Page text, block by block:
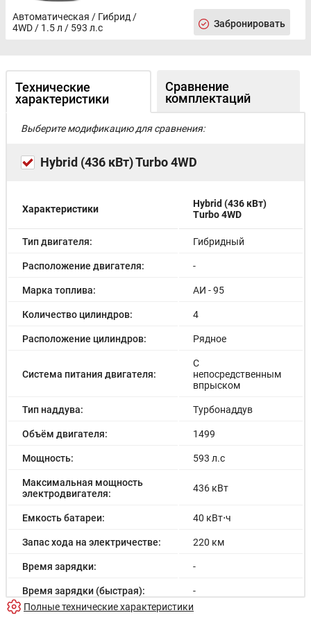
Блокировка замков задних дверей
Антиблокировочная система (ABS)
Система распознавания дорожных знаков
Подушки безопасности оконные (шторки)
Система помощи при старте в гору (HSA)
Система помощи при торможении (BAS, EBD)
Крепление детского кресла (задний ряд) ISOFIX
Центральный замок
Автоматическая / Гибрид /
4WD / 1.5 л / 593 л.с
Забронировать
Технические
характеристики
Сравнение
комплектаций
Выберите модификацию для сравнения:
Hybrid (436 кВт) Turbo 4WD
Характеристики
Hybrid (436 кВт)
Turbo 4WD
Тип двигателя: Гибридный
Расположение двигателя: -
Марка топлива: АИ - 95
Количество цилиндров: 4
Расположение цилиндров: Рядное
Система питания двигателя:
С
непосредственным
впрыском
Тип наддува: Турбонаддув
Объём двигателя: 1499
Мощность: 593 л.с
Максимальная мощность
электродвигателя:
436 кВт
Емкость батареи: 40 кВт⋅ч
Запас хода на электричестве: 220 км
Время зарядки: -
Время зарядки (быстрая): -
Разгон до 100км/час: 4.6 с
Полные технические характеристики